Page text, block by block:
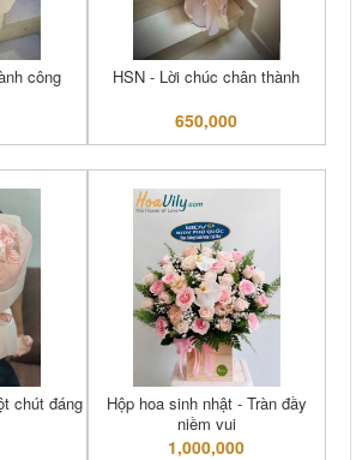
công HSN - Lời chúc chân thành
650,000
chút đáng
Hộp hoa sinh nhật - Tràn đầy
niềm vui
1,000,000